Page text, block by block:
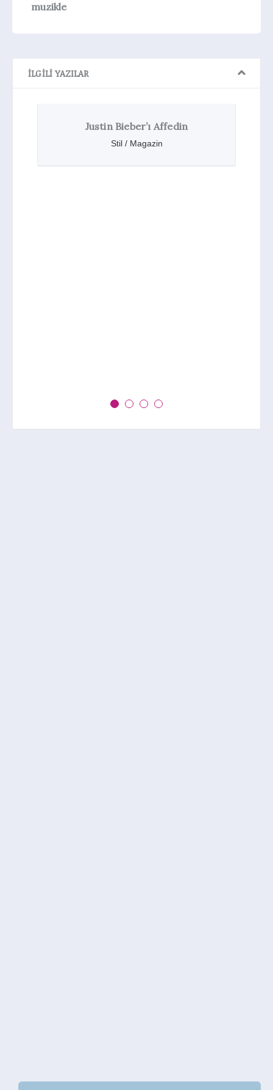
muzikle
İLGILI YAZILAR
Justin Bieber’dan Yeni